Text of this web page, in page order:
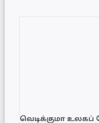
வெடிக்குமா உலகப்